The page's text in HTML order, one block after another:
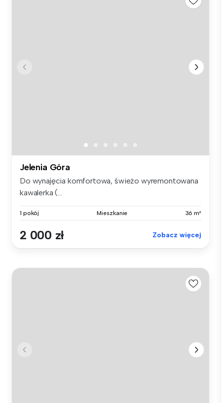
Jelenia Góra
Do wynajęcia komfortowa, świeżo wyremontowana
kawalerka (...
1 pokój Mieszkanie 36 m²
2 000 zł Zobacz więcej